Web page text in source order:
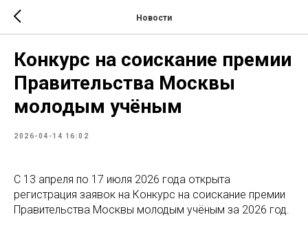
Новости
Конкурс на соискание премии
Правительства Москвы
молодым учёным
2026-04-14 16:02
С 13 апреля по 17 июля 2026 года открыта
регистрация заявок на Конкурс на соискание премии
Правительства Москвы молодым учёным за 2026 год.